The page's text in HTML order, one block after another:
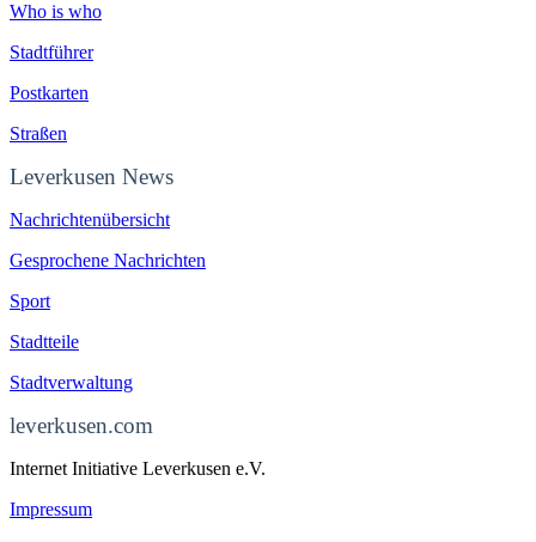
Who is who
Stadtführer
Postkarten
Straßen
Leverkusen News
Nachrichtenübersicht
Gesprochene Nachrichten
Sport
Stadtteile
Stadtverwaltung
leverkusen.com
Internet Initiative Leverkusen e.V.
Impressum